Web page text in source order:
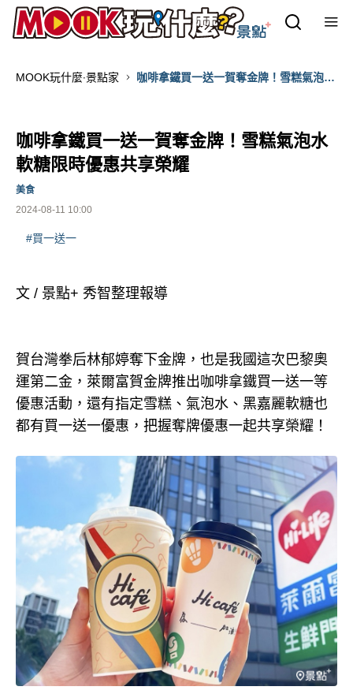
MOOK玩什麼‧景點家
咖啡拿鐵買一送一賀奪金牌！雪糕氣泡水
咖啡拿鐵買一送一賀奪金牌！雪糕氣泡水
軟糖限時優惠共享榮耀
2024-08-11 10:00
美食
#買一送一
文 / 景點+ 秀智整理報導
賀台灣拳后林郁婷奪下金牌，也是我國這次巴黎奧
運第二金，萊爾富賀金牌推出咖啡拿鐵買一送一等
優惠活動，還有指定雪糕、氣泡水、黑嘉麗軟糖也
都有買一送一優惠，把握奪牌優惠一起共享榮耀！